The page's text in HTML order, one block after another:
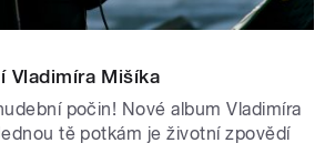
Vladimíra Mišíka
počin! Nové album Vladimíra
tě potkám je životní zpovědí